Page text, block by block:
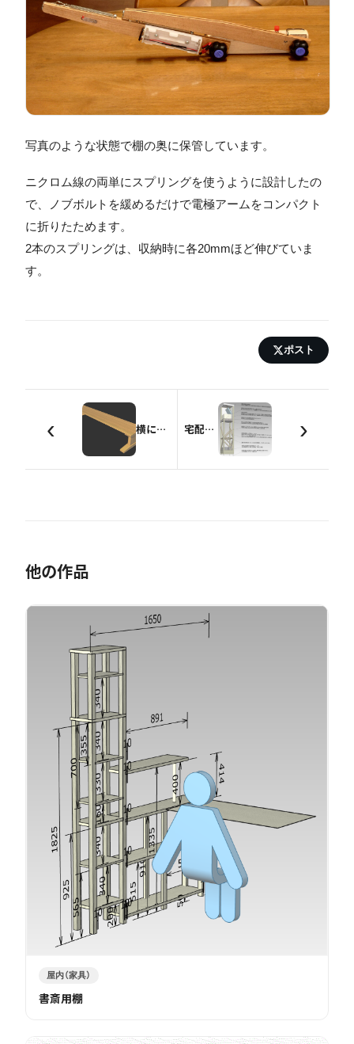
写真のような状態で棚の奥に保管しています。
ニクロム線の両単にスプリングを使うように設計したの
で、ノブボルトを緩めるだけで電極アームをコンパクト
に折りたためます。
2本のスプリングは、収納時に各20mmほど伸びていま
す。
ポスト
‹ 横にスーッと長い 玄関の踏み台 宅配弁当の受け取り台 ›
他の作品
屋内（家具）
書斎用棚